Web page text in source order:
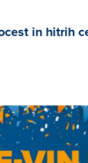
in hitrih